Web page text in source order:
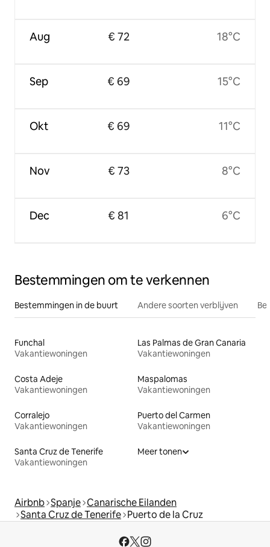
Aug
Sep
Okt
Nov
Dec
€ 72
€ 69
€ 69
€ 73
€ 81
18°C
15°C
11°C
8°C
6°C
Bestemmingen om te verkennen
Bestemmingen in de buurt Andere soorten verblijven
Funchal
Vakantiewoningen
Las Palmas de Gran Canaria
Vakantiewoningen
Costa Adeje
Vakantiewoningen
Maspalomas
Vakantiewoningen
Corralejo
Vakantiewoningen
Puerto del Carmen
Vakantiewoningen
Santa Cruz de Tenerife
Vakantiewoningen
Meer tonen
Airbnb Spanje Canarische Eilanden
Santa Cruz de Tenerife Puerto de la Cruz